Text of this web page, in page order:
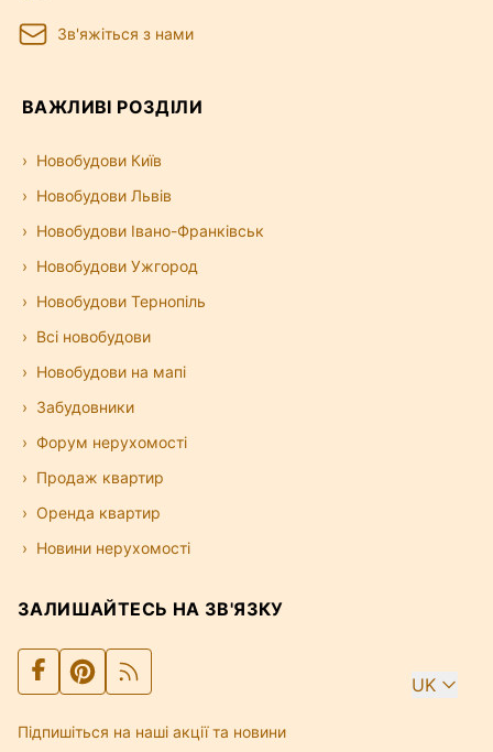
Зв'яжіться з нами
ВАЖЛИВІ РОЗДІЛИ
Новобудови Київ
Новобудови Львів
Новобудови Івано-Франківськ
Новобудови Ужгород
Новобудови Тернопіль
Всі новобудови
Новобудови на мапі
Забудовники
Форум нерухомості
Продаж квартир
Оренда квартир
Новини нерухомості
ЗАЛИШАЙТЕСЬ НА ЗВ'ЯЗКУ
UK
Підпишіться на наші акції та новини